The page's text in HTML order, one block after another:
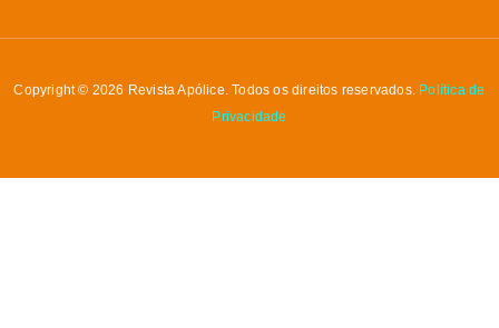
Copyright © 2026 Revista Apólice. Todos os direitos reservados. Política de
Privacidade